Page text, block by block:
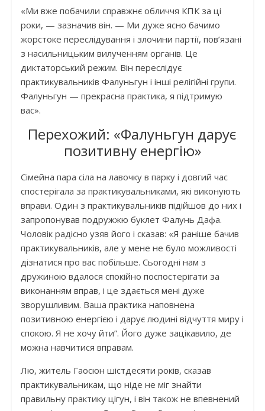
«Ми вже побачили справжнє обличчя КПК за ці
роки, — зазначив він. — Ми дуже ясно бачимо
жорстоке переслідування і злочини партії, пов’язані
з насильницьким вилученням органів. Це
диктаторський режим. Він переслідує
практикувальників Фалуньгун і інші релігійні групи.
Фалуньгун — прекрасна практика, я підтримую
вас».
Перехожий: «Фалуньгун дарує
позитивну енергію»
Сімейна пара сіла на лавочку в парку і довгий час
спостерігала за практикувальниками, які виконують
вправи. Один з практикувальників підійшов до них і
запропонував подружжю буклет Фалунь Дафа.
Чоловік радісно узяв його і сказав: «Я раніше бачив
практикувальників, але у мене не було можливості
дізнатися про вас побільше. Сьогодні нам з
дружиною вдалося спокійно поспостерігати за
виконанням вправ, і це здається мені дуже
зворушливим. Ваша практика наповнена
позитивною енергією і дарує людині відчуття миру і
спокою. Я не хочу йти”. Його дуже зацікавило, де
можна навчитися вправам.
Лю, житель Гаосюн шістдесяти років, сказав
практикувальникам, що ніде не міг знайти
правильну практику цігун, і він також не впевнений